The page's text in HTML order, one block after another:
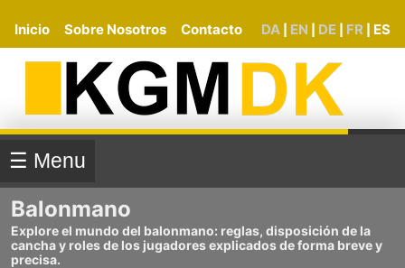
Inicio Sobre Nosotros Contacto DA EN DE FR ES
☰ Menu
Balonmano
Explore el mundo del balonmano: reglas, disposición de la
cancha y roles de los jugadores explicados de forma breve y
precisa.